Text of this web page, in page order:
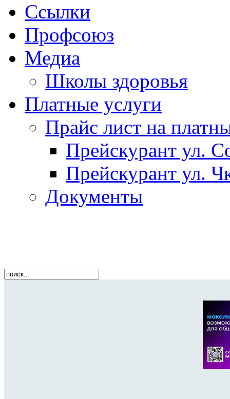
Ссылки
Профсоюз
Медиа
Школы здоровья
Платные услуги
Прайс лист на
Прейскурант ул.
Прейскурант ул.
Документы